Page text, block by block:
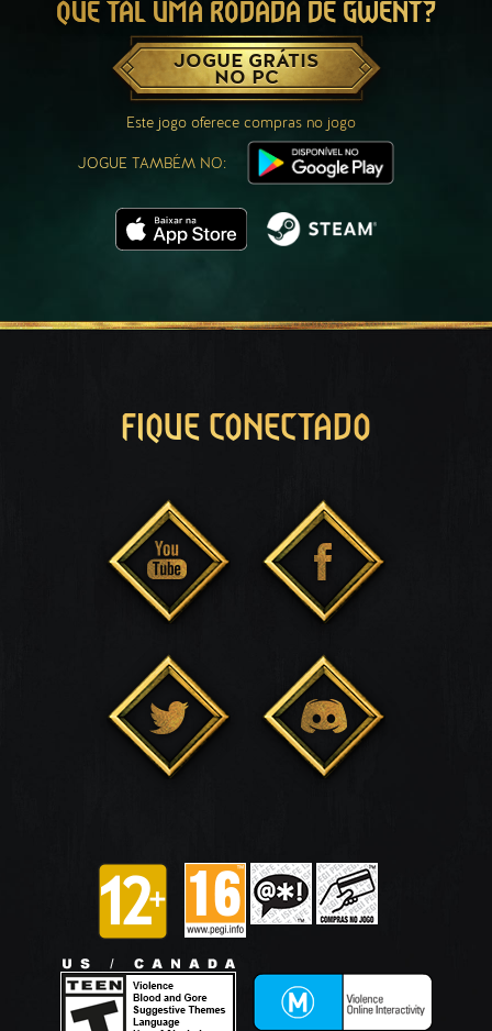
QUE TAL UMA RODADA DE GWENT?
JOGUE GRÁTIS
NO PC
Este jogo oferece compras no jogo
JOGUE TAMBÉM NO:
FIQUE CONECTADO